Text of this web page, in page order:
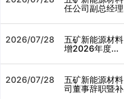
任公司副总经
2026/07/28
五矿新能源材
增2026年度...
2026/07/28
五矿新能源材
司董事辞职暨